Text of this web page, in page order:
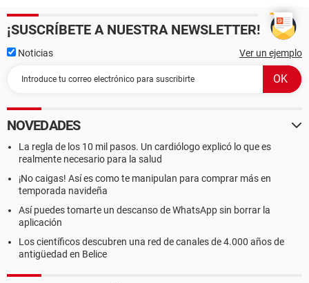
¡SUSCRÍBETE A NUESTRA NEWSLETTER!
Noticias Ver un ejemplo
NOVEDADES
La regla de los 10 mil pasos. Un cardiólogo explicó lo que es
realmente necesario para la salud
¡No caigas! Así es como te manipulan para comprar más en
temporada navideña
Así puedes tomarte un descanso de WhatsApp sin borrar la
aplicación
Los científicos descubren una red de canales de 4.000 años de
antigüedad en Belice